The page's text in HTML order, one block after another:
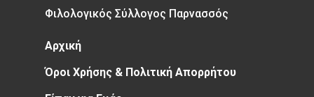
Φιλολογικός Σύλλογος Παρνασσός
Αρχική
Όροι Χρήσης & Πολιτική Απορρήτου